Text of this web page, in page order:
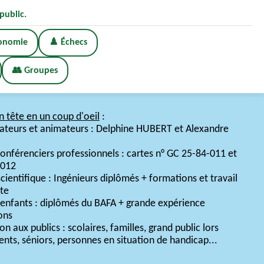
♟️ Échecs
👥 Groupes
tête en un coup d'oeil :
et animateurs : Delphine HUBERT et Alexandre
professionnels : cartes n° GC 25-84-011 et
: Ingénieurs diplômés + formations et travail
: diplômés du BAFA + grande expérience
aux publics : scolaires, familles, grand public lors
séniors, personnes en situation de handicap...